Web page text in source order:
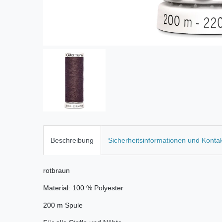
Beschreibung Sicherheitsinformationen und
rotbraun
Material: 100 % Polyester
200 m Spule